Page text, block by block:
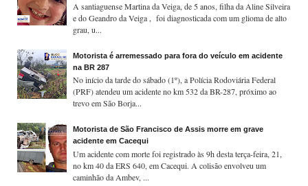
A santiaguense Martina da Veiga, de 5 anos, filha da Aline Silveira
e do Geandro da Veiga , foi diagnosticada com um glioma de alto
grau, u...
Motorista é arremessado para fora do veículo em acidente
na BR 287
No início da tarde do sábado (1º), a Polícia Rodoviária Federal
(PRF) atendeu um acidente no km 532 da BR-287, próximo ao
trevo em São Borja...
Motorista de São Francisco de Assis morre em grave
acidente em Cacequi
Um acidente com morte foi registrado às 9h desta terça-feira, 21,
no km 40 da ERS 640, em Cacequi. A colisão envolveu um
caminhão da Ambev, ...